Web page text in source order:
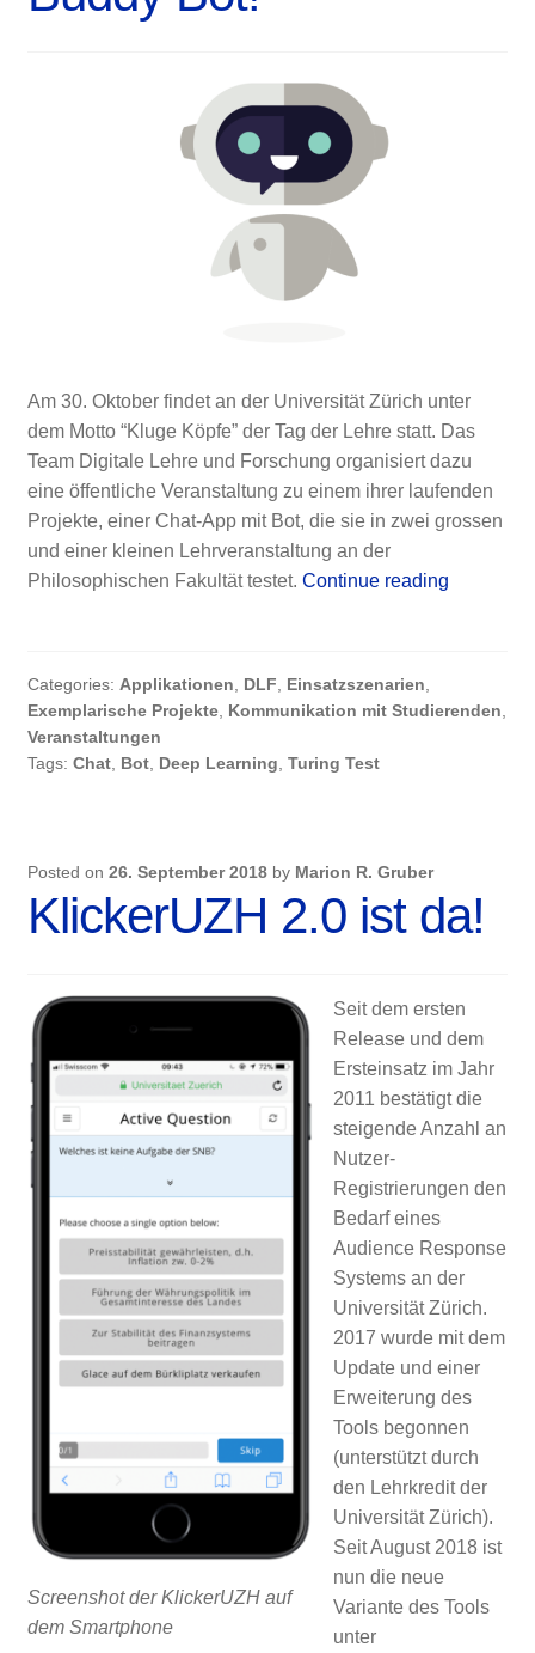
Am 30. Oktober findet an der Universität Zürich unter
dem Motto “Kluge Köpfe” der Tag der Lehre statt. Das
Team Digitale Lehre und Forschung organisiert dazu
eine öffentliche Veranstaltung zu einem ihrer laufenden
Projekte, einer Chat-App mit Bot, die sie in zwei grossen
und einer kleinen Lehrveranstaltung an der
Philosophischen Fakultät testet. Continue readingStop
Bot!
Categories: Applikationen DLF Einsatzszenarien
Exemplarische Projekte, Kommunikation mit Studierenden
Veranstaltungen
Tags: Chat, Bot, Deep Learning Turing Test
Posted on 26. September 2018 by Marion R. Gruber
KlickerUZH 2.0 ist da!
Screenshot der KlickerUZH auf
dem Smartphone
Seit dem ersten
Release und dem
Ersteinsatz im Jahr
2011 bestätigt die
steigende Anzahl an
Nutzer-
Registrierungen den
Bedarf eines
Audience Response
Systems an der
Universität Zürich.
2017 wurde mit dem
Update und einer
Erweiterung des
Tools begonnen
(unterstützt durch
den Lehrkredit der
Universität Zürich).
Seit August 2018 ist
nun die neue
Variante des Tools
unter